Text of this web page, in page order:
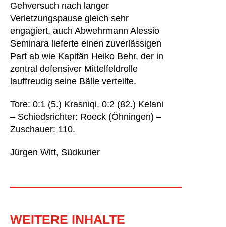
Gehversuch nach langer
Verletzungspause gleich sehr
engagiert, auch Abwehrmann Alessio
Seminara lieferte einen zuverlässigen
Part ab wie Kapitän Heiko Behr, der in
zentral defensiver Mittelfeldrolle
lauffreudig seine Bälle verteilte.
Tore: 0:1 (5.) Krasniqi, 0:2 (82.) Kelani
– Schiedsrichter: Roeck (Öhningen) –
Zuschauer: 110.
Jürgen Witt, Südkurier
WEITERE INHALTE